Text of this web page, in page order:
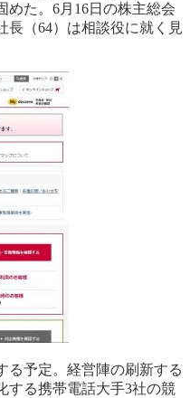
めた。6月16日の株主総会
長（64）は相談役に就く見
る予定。経営陣の刷新する
する携帯電話大手3社の競